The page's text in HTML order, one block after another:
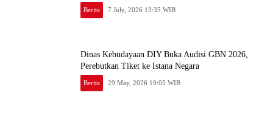
Berita 7 July, 2026 13:35 WIB
Dinas Kebudayaan DIY Buka Audisi GBN 2026,
Perebutkan Tiket ke Istana Negara
Berita 29 May, 2026 19:05 WIB